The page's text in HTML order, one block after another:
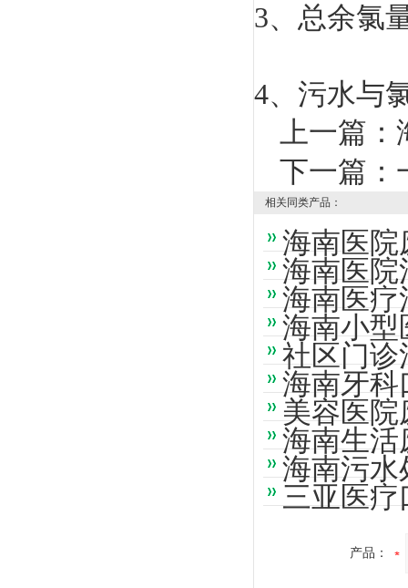
3、总余氯
4、污水与
上一篇：
下一篇：
相关同类产品：
海南医院
海南医院
海南医疗
海南小型
社区门诊
海南牙科
美容医院
海南生活
海南污水
三亚医疗
产品：